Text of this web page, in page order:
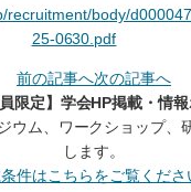
recruitment/body/
25-0630.pdf
前の記事へ次の記事へ
員限定】学会HP掲載・情
ウム、ワークショップ、
します。
件はこちらをご覧くださ